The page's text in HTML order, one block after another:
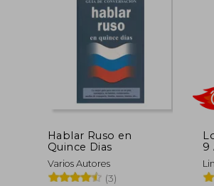
5%
dcto.
Hablar Ruso en
Quince Dias
Varios Autores
(3)
9